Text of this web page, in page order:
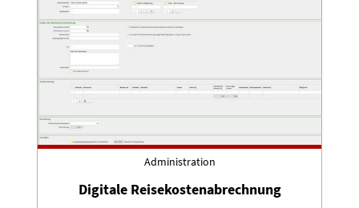
Administration
Digitale Reisekostenabrechnung